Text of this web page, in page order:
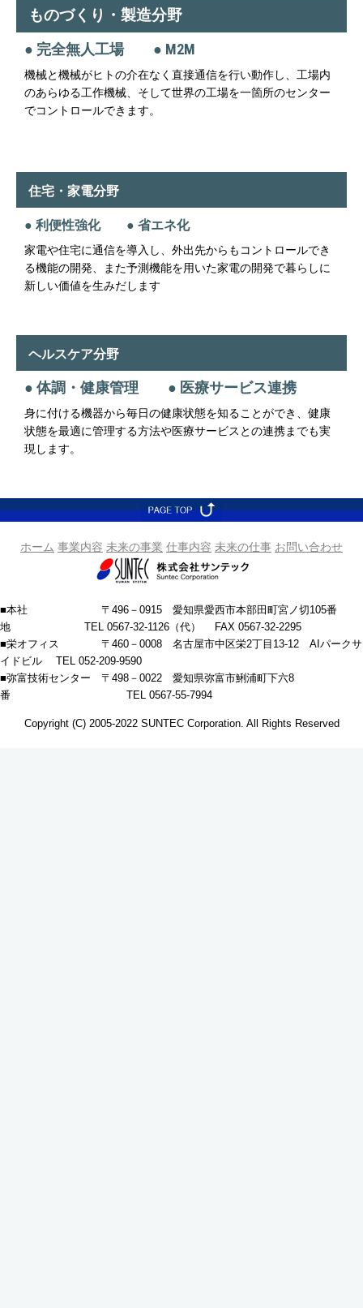
ものづくり・製造分野
● 完全無人工場 ● M2M
機械と機械がヒトの介在なく直接通信を行い動作し、工場内
のあらゆる工作機械、そして世界の工場を一箇所のセンター
でコントロールできます。
住宅・家電分野
● 利便性強化 ● 省エネ化
家電や住宅に通信を導入し、外出先からもコントロールでき
る機能の開発、また予測機能を用いた家電の開発で暮らしに
新しい価値を生みだします
ヘルスケア分野
● 体調・健康管理 ● 医療サービス連携
身に付ける機器から毎日の健康状態を知ることができ、健康
状態を最適に管理する方法や医療サービスとの連携までも実
現します。
ホーム 事業内容 未来の事業 仕事内容 未来の仕事 お問い合わせ
■本社 〒496－0915 愛知県愛西市本部田町宮ノ切105番
地 TEL 0567-32-1126（代） FAX 0567-32-2295
■栄オフィス 〒460－0008 名古屋市中区栄2丁目13-12 AIパークサ
イドビル TEL 052-209-9590
■弥富技術センター 〒498－0022 愛知県弥富市鯏浦町下六8
番 TEL 0567-55-7994
Copyright (C) 2005-2022 SUNTEC Corporation. All Rights Reserved